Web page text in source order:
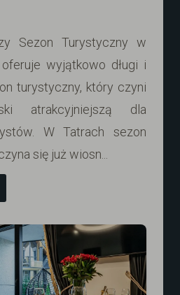
Sezon Turystyczny w
wyjątkowo długi i
turystyczny, który czyni
atrakcyjniejszą dla
W Tatrach sezon
się już wiosn...